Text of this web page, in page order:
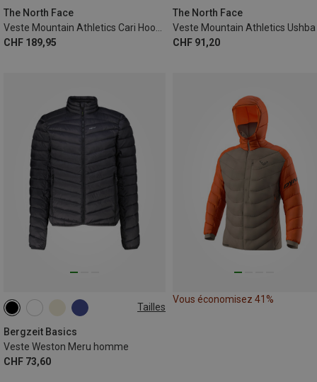
The North Face
Veste Mountain Athletics Cari Hoodie homme
CHF 189,95
The North Face
CHF 91,20
Tailles
Bergzeit Basics
Veste Weston Meru homme
CHF 73,60
M L
Vous économisez 41%